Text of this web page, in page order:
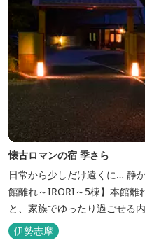
懐古ロマンの宿 季さら
日常から少しだけ遠くに… 静
館離れ～IRORI～5棟】本館離
と、家族でゆったり過ごせる
た様々なプランがございます。
伊勢志摩